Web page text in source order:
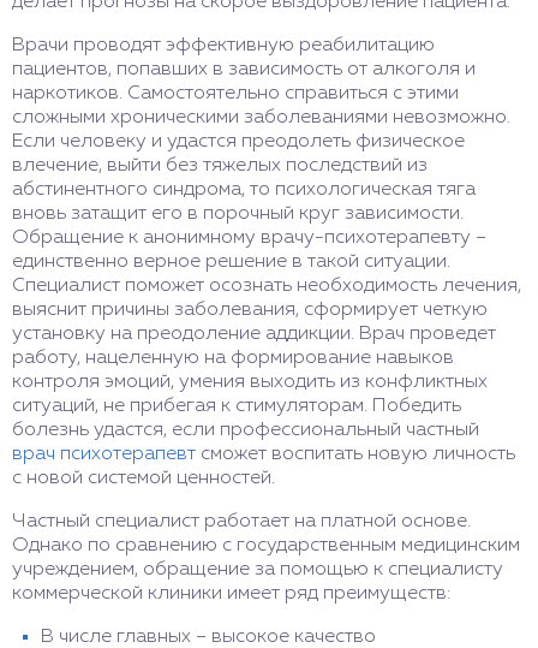
Врачи проводят эффективную реабилитацию
пациентов, попавших в зависимость от алкоголя и
наркотиков. Самостоятельно справиться с этими
сложными хроническими заболеваниями невозможно.
Если человеку и удастся преодолеть физическое
влечение, выйти без тяжелых последствий из
абстинентного синдрома, то психологическая тяга
вновь затащит его в порочный круг зависимости.
Обращение к анонимному врачу-психотерапевту –
единственно верное решение в такой ситуации.
Специалист поможет осознать необходимость лечения,
выяснит причины заболевания, сформирует четкую
установку на преодоление аддикции. Врач проведет
работу, нацеленную на формирование навыков
контроля эмоций, умения выходить из конфликтных
ситуаций, не прибегая к стимуляторам. Победить
болезнь удастся, если профессиональный частный
врач психотерапевт сможет воспитать новую личность
с новой системой ценностей.
Частный специалист работает на платной основе.
Однако по сравнению с государственным медицинским
учреждением, обращение за помощью к специалисту
коммерческой клиники имеет ряд преимуществ:
В числе главных – высокое качество